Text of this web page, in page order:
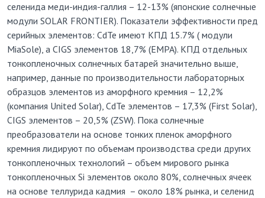
селенида меди-индия-галлия – 12-13% (японские солнечные
модули SOLAR FRONTIER). Показатели эффективности пред
серийных элементов: CdTe имеют КПД 15.7% ( модули
MiaSole), а CIGS элементов 18,7% (ЕМРА). КПД отдельных
тонкопленочных солнечных батарей значительно выше,
например, данные по производительности лабораторных
образцов элементов из аморфного кремния – 12,2%
(компания United Solar), CdTe элементов – 17,3% (First Solar),
CIGS элементов – 20,5% (ZSW). Пока солнечные
преобразователи на основе тонких пленок аморфного
кремния лидируют по объемам производства среди других
тонкопленочных технологий – объем мирового рынка
тонкопленочных Si элементов около 80%, солнечных ячеек
на основе теллурида кадмия – около 18% рынка, и селенид